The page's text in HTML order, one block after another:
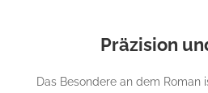
Präzision
Das Besondere an dem Roman